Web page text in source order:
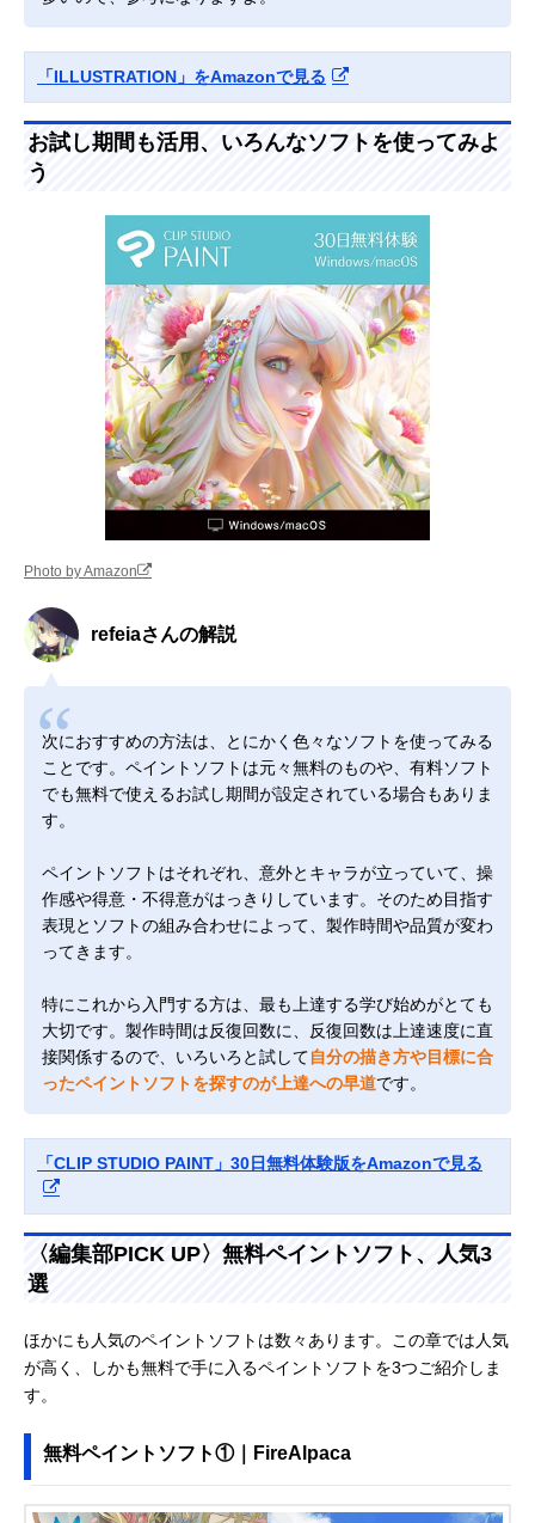
「ILLUSTRATION」をAmazonで見る
お試し期間も活用、いろんなソフトを使ってみよ
う
Photo by Amazon
refeiaさんの解説
次におすすめの方法は、とにかく色々なソフトを使ってみる
ことです。ペイントソフトは元々無料のものや、有料ソフト
でも無料で使えるお試し期間が設定されている場合もありま
す。
ペイントソフトはそれぞれ、意外とキャラが立っていて、操
作感や得意・不得意がはっきりしています。そのため目指す
表現とソフトの組み合わせによって、製作時間や品質が変わ
ってきます。
特にこれから入門する方は、最も上達する学び始めがとても
大切です。製作時間は反復回数に、反復回数は上達速度に直
接関係するので、いろいろと試して自分の描き方や目標に合
ったペイントソフトを探すのが上達への早道です。
「CLIP STUDIO PAINT」30日無料体験版をAmazonで見る
〈編集部PICK UP〉無料ペイントソフト、人気3
選
ほかにも人気のペイントソフトは数々あります。この章では人気
が高く、しかも無料で手に入るペイントソフトを3つご紹介しま
す。
無料ペイントソフト①｜FireAlpaca